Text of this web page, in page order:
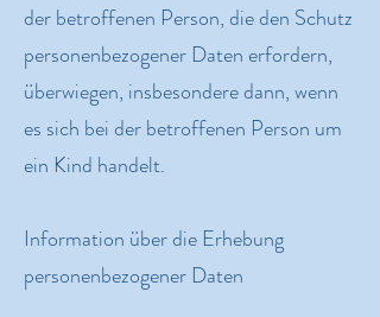
der betroffenen Person, die den Schutz
personenbezogener Daten erfordern,
überwiegen, insbesondere dann, wenn
es sich bei der betroffenen Person um
ein Kind handelt.
Information über die Erhebung
personenbezogener Daten